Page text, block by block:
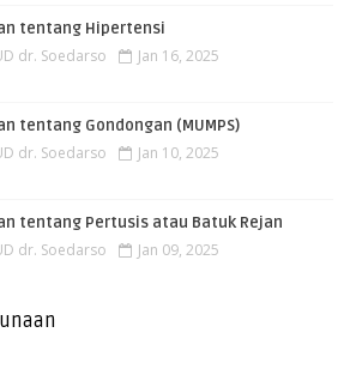
tentang Hipertensi
dr. Soedarso Jan 16, 2025
tentang Gondongan (MUMPS)
dr. Soedarso Jan 10, 2025
tentang Pertusis atau Batuk Rejan
dr. Soedarso Jan 09, 2025